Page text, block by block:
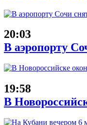
20:03
В аэропорту
19:58
В